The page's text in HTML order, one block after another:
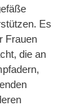
Es
Frauen
die an